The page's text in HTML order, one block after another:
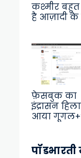
कश्मीर बहुत
है आज़ादी के
फ़ेसबुक का
इंद्रासन
आया